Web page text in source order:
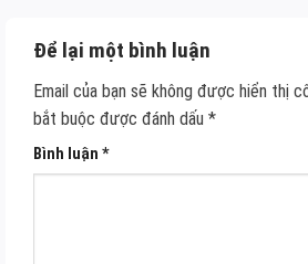
Để lại một bình luận
Email của bạn sẽ không được hiển thị
bắt buộc được đánh dấu *
Bình luận *